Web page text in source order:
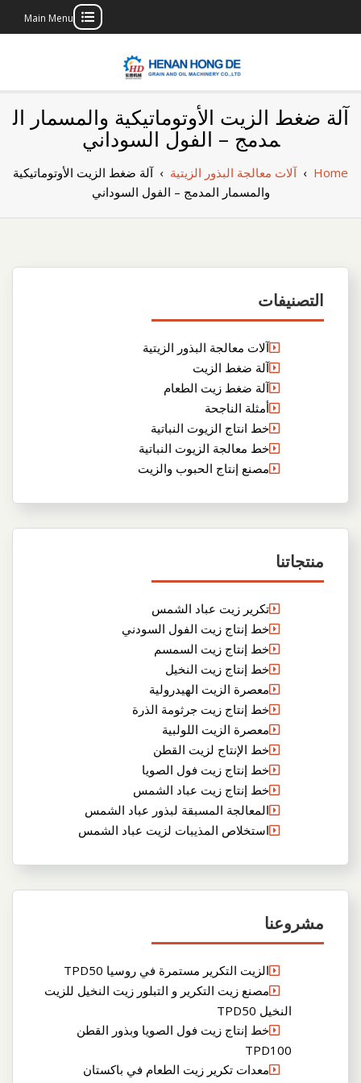
Main Menu
بناء مصنع إنتاج
الزيوت النباتية
الخاص بك
آلة ضغط الزيت الأوتوماتيكية والمسمار ال
مدمج – الفول السوداني
Home
›آلات معالجة البذور الزيتية ›آلة ضغط الزيت الأوتوماتيكية
والمسمار المدمج – الفول السوداني
التصنيفات
آلات معالجة البذور الزيتية
آلة ضغط الزيت
آلة ضغط زيت الطعام
أمثلة الناجحة
خط انتاج الزيوت النباتية
خط معالجة الزيوت النباتية
مصنع إنتاج الحبوب والزيت
منتجاتنا
تكرير زيت عباد الشمس
خط إنتاج زيت الفول السودني
خط إنتاج زيت السمسم
خط إنتاج زيت النخيل
معصرة الزيت الهيدرولية
خط إنتاج زيت جرثومة الذرة
معصرة الزيت اللولبية
خط الإنتاج لزيت القطن
خط إنتاج زيت فول الصويا
خط إنتاج زيت عباد الشمس
المعالجة المسبقة لبذور عباد الشمس
استخلاص المذيبات لزيت عباد الشمس
مشروعنا
الزيت التكرير مستمرة في روسيا TPD50
مصنع زيت التكرير و التبلور زيت النخيل للزيت
النخيل TPD50
خط إنتاج زيت فول الصويا وبذور القطن
TPD100
معدات تكرير زيت الطعام في باكستان